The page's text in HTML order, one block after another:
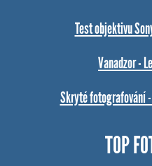
Test objektivu
Vanadzor -
Skryté fotografování
TOP